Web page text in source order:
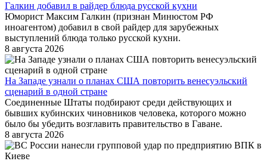
Галкин добавил в райдер блюда русской кухни
Юморист Максим Галкин (признан Минюстом РФ
иноагентом) добавил в свой райдер для зарубежных
выступлений блюда только русской кухни.
8 августа 2026
На Западе узнали о планах США повторить венесуэльский
сценарий в одной стране
Соединенные Штаты подбирают среди действующих и
бывших кубинских чиновников человека, которого можно
было бы убедить возглавить правительство в Гаване.
8 августа 2026